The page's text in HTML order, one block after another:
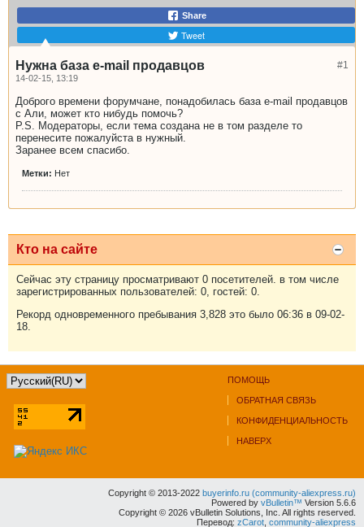
Share
Tweet
#1
Нужна база e-mail продавцов
14-02-15, 13:19
Доброго времени форумчане, понадобилась база e-mail продавцов
с Али, может кто нибудь помочь?
P.S. Модераторы, если тема создана не в том разделе то
перенесите пожалуйста в нужный.
Заранее всем спасибо.
Метки: Нет
Кто на сайте
Сейчас эту страницу просматривают 0 посетителей. в том числе
зарегистрированных пользователей: 0, гостей: 0.
Рекорд одновременного пребывания 3,828 это было 06:36 в 09-02-
18.
ПОМОЩЬ
ОБРАТНАЯ СВЯЗЬ
КОНФИДЕНЦИАЛЬНОСТЬ
НАВЕРХ
Copyright © 2013-2022 buyerinfo.ru (community-aliexpress.ru)
Powered by vBulletin™ Version 5.6.6
Copyright © 2026 vBulletin Solutions, Inc. All rights reserved.
Перевод: zCarot community-aliexpress